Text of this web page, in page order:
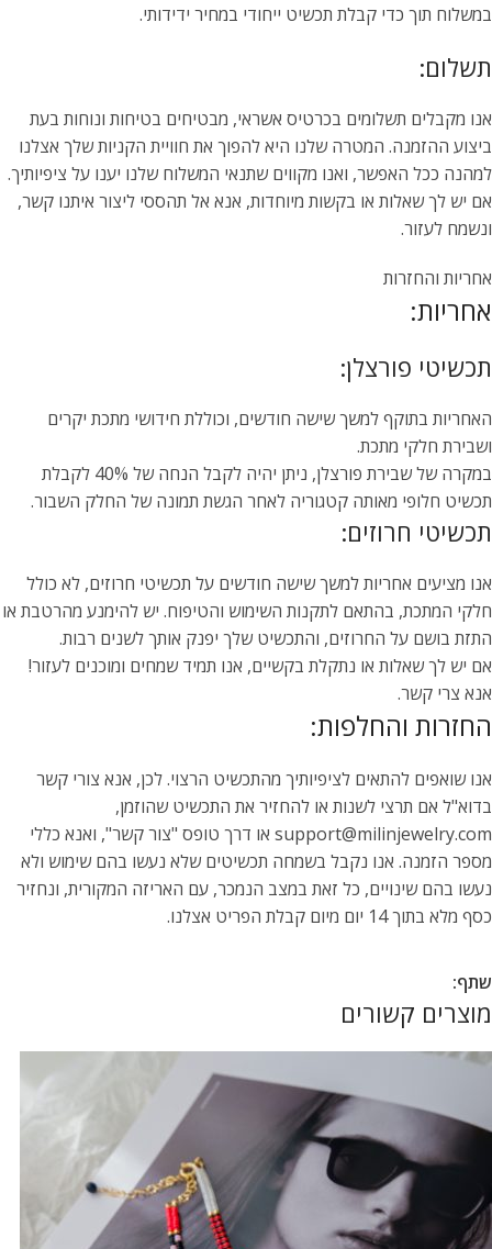
במשלוח תוך כדי קבלת תכשיט ייחודי במחיר ידידותי.
תשלום:
אנו מקבלים תשלומים בכרטיס אשראי, מבטיחים בטיחות ונוחות בעת
ביצוע ההזמנה. המטרה שלנו היא להפוך את חוויית הקניות שלך אצלנו
למהנה ככל האפשר, ואנו מקווים שתנאי המשלוח שלנו יענו על ציפיותיך.
אם יש לך שאלות או בקשות מיוחדות, אנא אל תהססי ליצור איתנו קשר,
ונשמח לעזור.
אחריות והחזרות
אחריות:
תכשיטי פורצלן:
האחריות בתוקף למשך שישה חודשים, וכוללת חידושי מתכת יקרים
ושבירת חלקי מתכת.
במקרה של שבירת פורצלן, ניתן יהיה לקבל הנחה של 40% לקבלת
תכשיט חלופי מאותה קטגוריה לאחר הגשת תמונה של החלק השבור.
תכשיטי חרוזים:
אנו מציעים אחריות למשך שישה חודשים על תכשיטי חרוזים, לא כולל
חלקי המתכת, בהתאם לתקנות השימוש והטיפוח. יש להימנע מהרטבת או
התזת בושם על החרוזים, והתכשיט שלך יפנק אותך לשנים רבות.
אם יש לך שאלות או נתקלת בקשיים, אנו תמיד שמחים ומוכנים לעזור!
אנא צרי קשר.
החזרות והחלפות:
אנו שואפים להתאים לציפיותיך מהתכשיט הרצוי. לכן, אנא צורי קשר
בדוא"ל אם תרצי לשנות או להחזיר את התכשיט שהוזמן,
support@milinjewelry.com או דרך טופס "צור קשר", ואנא כללי
מספר הזמנה. אנו נקבל בשמחה תכשיטים שלא נעשו בהם שימוש ולא
נעשו בהם שינויים, כל זאת במצב הנמכר, עם האריזה המקורית, ונחזיר
כסף מלא בתוך 14 יום מיום קבלת הפריט אצלנו.
שתף:
מוצרים קשורים